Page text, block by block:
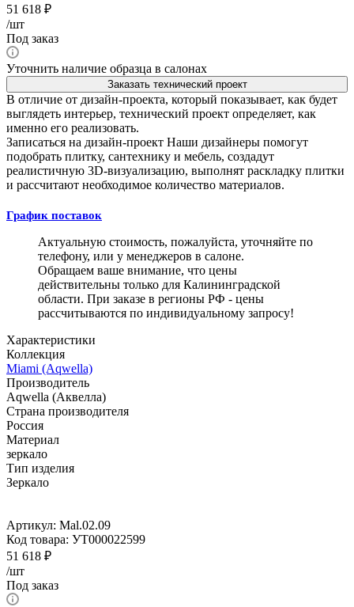
51 618 ₽
/шт
Под заказ
Уточнить наличие образца в салонах
Заказать технический проект
В отличие от дизайн-проекта, который показывает, как будет
выглядеть интерьер, технический проект определяет, как
именно его реализовать.
Записаться на дизайн-проект Наши дизайнеры помогут
подобрать плитку, сантехнику и мебель, создадут
реалистичную 3D-визуализацию, выполнят раскладку плитки
и рассчитают необходимое количество материалов.
График поставок
Актуальную стоимость, пожалуйста, уточняйте по
телефону, или у менеджеров в салоне.
Обращаем ваше внимание, что цены
действительны только для Калининградской
области. При заказе в регионы РФ - цены
рассчитываются по индивидуальному запросу!
Характеристики
Коллекция
Miami (Aqwella)
Производитель
Aqwella (Аквелла)
Страна производителя
Россия
Материал
зеркало
Тип изделия
Зеркало
Артикул: Mal.02.09
Код товара: УТ000022599
51 618 ₽
/шт
Под заказ